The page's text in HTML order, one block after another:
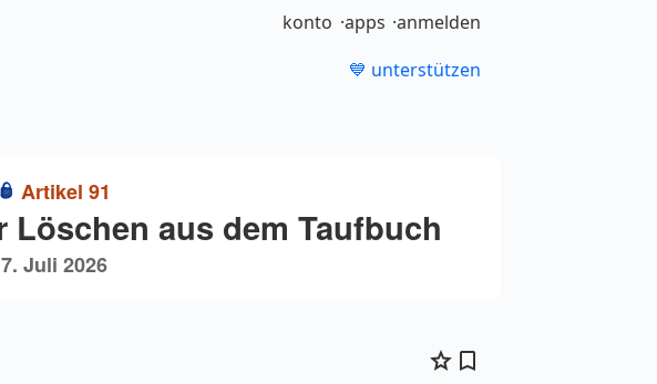
konto apps anmelden
💙 unterstützen
Artikel 91
Löschen aus dem Taufbuch
7. Juli 2026